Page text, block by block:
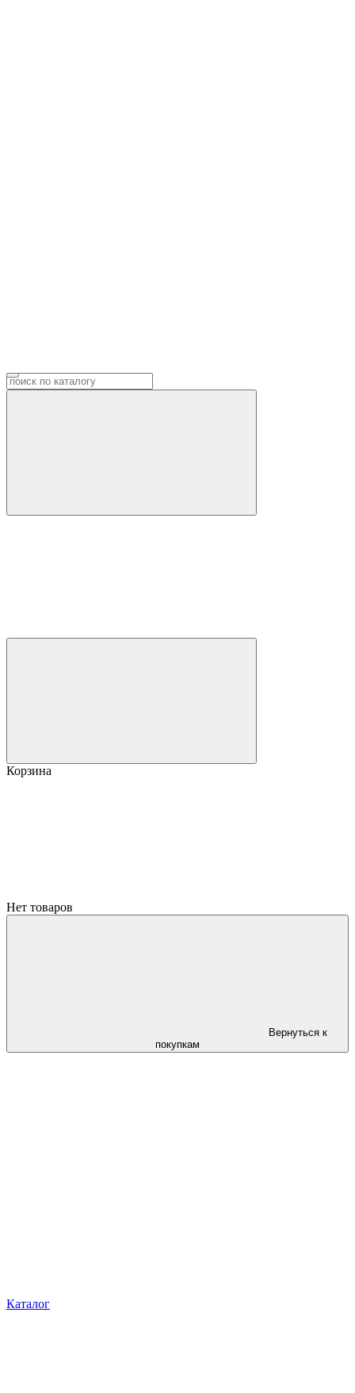
Корзина
Нет товаров
Вернуться к
покупкам
Каталог